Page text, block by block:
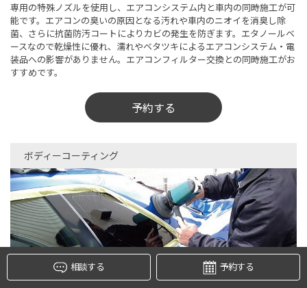
専用の特殊ノズルを使用し、エアコンシステム内と車内の同時施工が可
能です。エアコンの臭いの原因となる汚れや車内のニオイを消臭し除
菌、さらに抗菌防汚コートによりカビの発生を防ぎます。エタノールベ
ースなので乾燥性に優れ、濡れやベタツキによるエアコンシステム・電
装品への影響がありません。エアコンフィルター交換との同時施工がお
すすめです。
予約する
ボディーコーティング
相談する 予約する
タイヤ点検・安全点検/タイヤ履き替え/オイル交換/その他
ピット作業の予約
クローク契約会員専用タイヤ履き替え※タイヤ履き替えを
希望のクローク契約会員の方はこちらを選択ください
本日のタイヤ履き替え順番待ち予約 ※クローク契約会員の
方はご利用いただけません